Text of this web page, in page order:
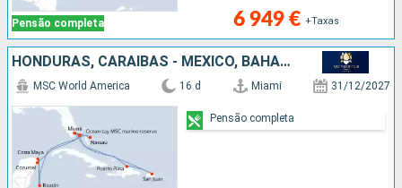
Pensão completa 6 949 € +Taxas
HONDURAS, CARAIBAS - MEXICO, BAHAMAS, REPÚBLICA DOMINICANA, PORTO RICO, ESTADOS UNIDOS
MSC World America 16 d Miami 31/12/2027
Pensão completa